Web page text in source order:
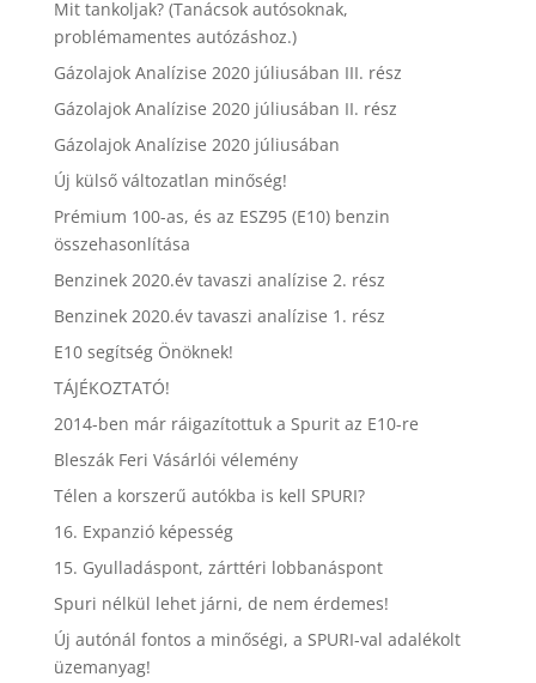
Mit tankoljak? (Tanácsok autósoknak,
problémamentes autózáshoz.)
Gázolajok Analízise 2020 júliusában III. rész
Gázolajok Analízise 2020 júliusában II. rész
Gázolajok Analízise 2020 júliusában
Új külső változatlan minőség!
Prémium 100-as, és az ESZ95 (E10) benzin
összehasonlítása
Benzinek 2020.év tavaszi analízise 2. rész
Benzinek 2020.év tavaszi analízise 1. rész
E10 segítség Önöknek!
TÁJÉKOZTATÓ!
2014-ben már ráigazítottuk a Spurit az E10-re
Bleszák Feri Vásárlói vélemény
Télen a korszerű autókba is kell SPURI?
16. Expanzió képesség
15. Gyulladáspont, zárttéri lobbanáspont
Spuri nélkül lehet járni, de nem érdemes!
Új autónál fontos a minőségi, a SPURI-val adalékolt
üzemanyag!